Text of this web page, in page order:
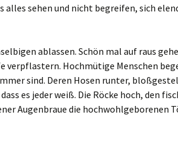
alles sehen und nicht begreifen, sich
ablassen. Schön mal auf raus
verpflastern. Hochmütige Menschen
sind. Deren Hosen runter,
es jeder weiß. Die Röcke hoch, den
Augenbraue die hochwohlgeborenen